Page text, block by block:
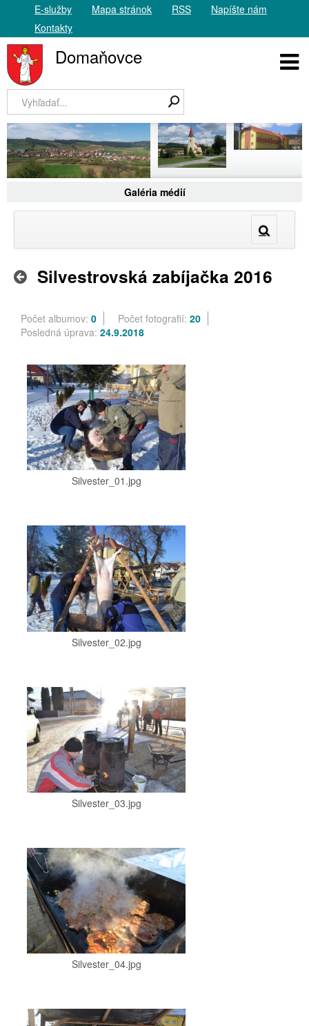
E-služby Mapa stránok RSS
Napíšte nám
Kontakty
Domaňovce
Galéria médií
Silvestrovská zabíjačka 2016
Počet albumov: 0 Počet fotografií: 20
Posledná úprava: 24.9.2018
Silvester_01.jpg
Silvester_02.jpg
Silvester_03.jpg
Silvester_04.jpg